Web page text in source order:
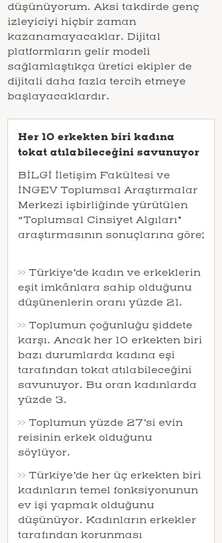
düşünüyorum. Aksi takdirde genç
izleyiciyi hiçbir zaman
kazanamayacaklar. Dijital
platformların gelir modeli
sağlamlaştıkça üretici ekipler de
dijitali daha fazla tercih etmeye
başlayacaklardır.
Her 10 erkekten biri kadına
tokat atılabileceğini savunuyor
BİLGİ İletişim Fakültesi ve
İNGEV Toplumsal Araştırmalar
Merkezi işbirliğinde yürütülen
“Toplumsal Cinsiyet Algıları”
araştırmasının sonuçlarına göre;
>> Türkiye’de kadın ve erkeklerin
eşit imkânlara sahip olduğunu
düşünenlerin oranı yüzde 21.
>> Toplumun çoğunluğu şiddete
karşı. Ancak her 10 erkekten biri
bazı durumlarda kadına eşi
tarafından tokat atılabileceğini
savunuyor. Bu oran kadınlarda
yüzde 3.
>> Toplumun yüzde 27’si evin
reisinin erkek olduğunu
söylüyor.
>> Türkiye’de her üç erkekten biri
kadınların temel fonksiyonunun
ev işi yapmak olduğunu
düşünüyor. Kadınların erkekler
tarafından korunması